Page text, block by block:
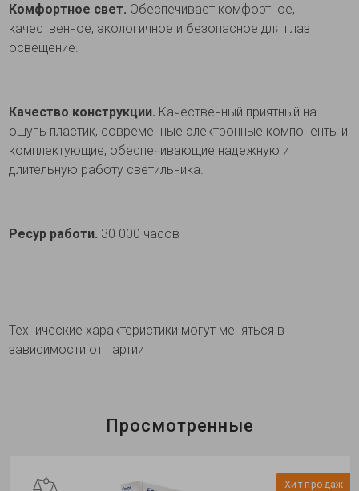
Комфортное свет. Обеспечивает комфортное,
качественное, экологичное и безопасное для глаз
освещение.
Качество конструкции. Качественный приятный на
ощупь пластик, современные электронные компоненты и
комплектующие, обеспечивающие надежную и
длительную работу светильника.
Ресур работи. 30 000 часов
Технические характеристики могут меняться в
зависимости от партии
Просмотренные
Хит продаж